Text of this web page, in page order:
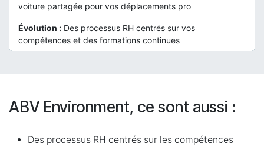
voiture partagée pour vos déplacements pro
Évolution : Des processus RH centrés sur vos
compétences et des formations continues
ABV Environment, ce sont aussi :
Des processus RH centrés sur les compétences